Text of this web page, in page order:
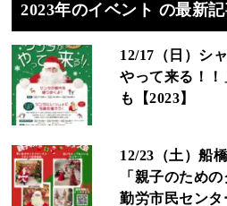
2023年のイベント の最新
12/17（日）シ
やって来る！
も【2023】
12/23（土）船
「親子のため
勤労市民センタ